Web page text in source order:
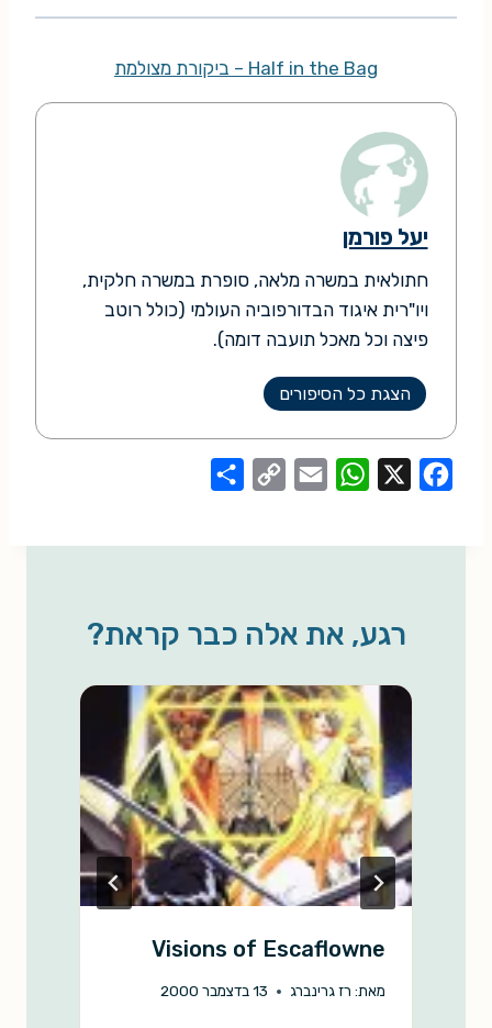
Half in the Bag – ביקורת מצולמת
יעל פורמן
חתולאית במשרה מלאה, סופרת במשרה חלקית,
ויו"רית איגוד הבדורפוביה העולמי (כולל רוטב
פיצה וכל מאכל תועבה דומה).
הצגת כל הסיפורים
k
W
A
p
i
k
רגע, את אלה כבר קראת?
Visions of Escaflowne
מאת: רז גרינברג 13 בדצמבר 2000